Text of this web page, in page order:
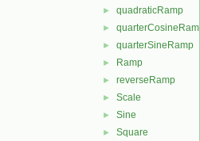
► quadraticRamp
► quarterCosineRamp
► quarterSineRamp
► Ramp
► reverseRamp
► Scale
► Sine
► Square